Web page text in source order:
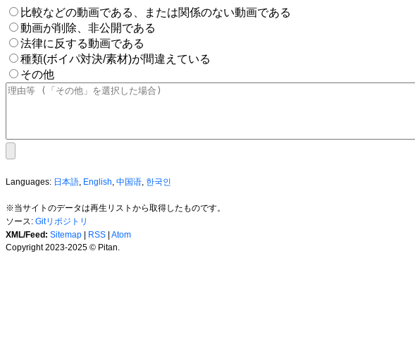
比較などの動画である、または関係のない動画である
動画が削除、非公開である
法律に反する動画である
種類(ボイパ対決/素材)が間違えている
その他
Languages: 日本語, English, 中国语, 한국인
※当サイトのデータは再生リストから取得したものです。
ソース: Gitリポジトリ
XML/Feed: Sitemap RSS Atom
Copyright 2023-2025 © Pitan.